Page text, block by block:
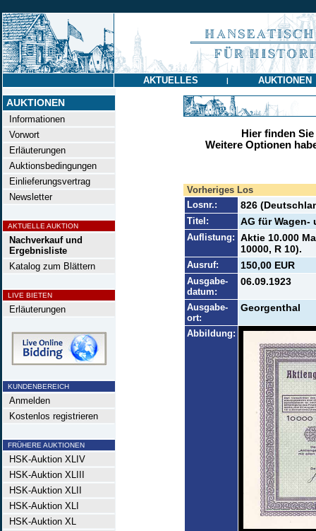
AKTUELLES | AUKTIONEN
AUKTIONEN
Informationen
Vorwort
Erläuterungen
Auktionsbedingungen
Einlieferungsvertrag
Newsletter
AKTUELLE AUKTION
Nachverkauf und
Ergebnisliste
Katalog zum Blättern
LIVE BIETEN
Erläuterungen
KUNDENBEREICH
Anmelden
Kostenlos registrieren
FRÜHERE AUKTIONEN
HSK-Auktion XLIV
HSK-Auktion XLIII
HSK-Auktion XLII
HSK-Auktion XLI
HSK-Auktion XL
Hier finden
Weitere Optionen
Vorheriges Los
Losnr.:
826
Titel: AG für Wagen-
Auflistung: Aktie 10.000
10000, R 10).
Ausruf: 150,00 EUR
Ausgabe-
datum:
06.09.1923
Ausgabe-
ort:
Georgenthal
Abbildung: